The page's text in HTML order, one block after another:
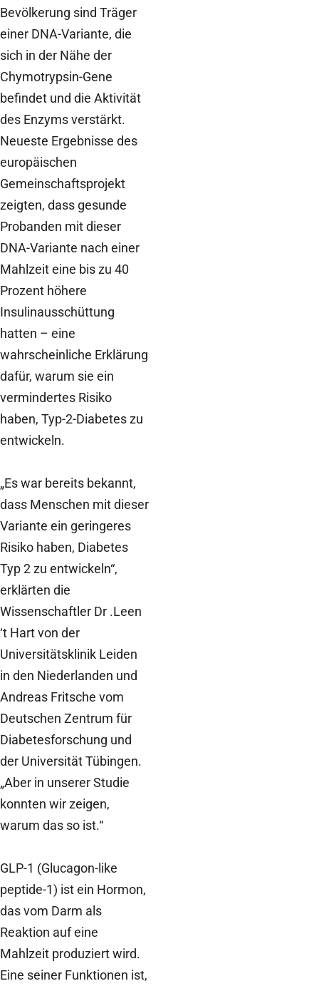
Bevölkerung sind Träger
einer DNA-Variante, die
sich in der Nähe der
Chymotrypsin-Gene
befindet und die Aktivität
des Enzyms verstärkt.
Neueste Ergebnisse des
europäischen
Gemeinschaftsprojekt
zeigten, dass gesunde
Probanden mit dieser
DNA-Variante nach einer
Mahlzeit eine bis zu 40
Prozent höhere
Insulinausschüttung
hatten – eine
wahrscheinliche Erklärung
dafür, warum sie ein
vermindertes Risiko
haben, Typ-2-Diabetes zu
entwickeln.
„Es war bereits bekannt,
dass Menschen mit dieser
Variante ein geringeres
Risiko haben, Diabetes
Typ 2 zu entwickeln“,
erklärten die
Wissenschaftler Dr .Leen
‘t Hart von der
Universitätsklinik Leiden
in den Niederlanden und
Andreas Fritsche vom
Deutschen Zentrum für
Diabetesforschung und
der Universität Tübingen.
„Aber in unserer Studie
konnten wir zeigen,
warum das so ist.“
GLP-1 (Glucagon-like
peptide-1) ist ein Hormon,
das vom Darm als
Reaktion auf eine
Mahlzeit produziert wird.
Eine seiner Funktionen ist,